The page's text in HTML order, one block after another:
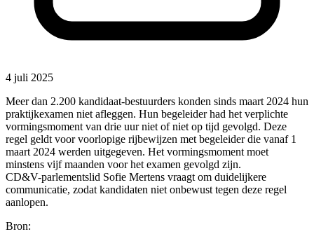
4 juli 2025
Meer dan 2.200 kandidaat-bestuurders konden sinds maart 2024 hun
praktijkexamen niet afleggen. Hun begeleider had het verplichte
vormingsmoment van drie uur niet of niet op tijd gevolgd. Deze
regel geldt voor voorlopige rijbewijzen met begeleider die vanaf 1
maart 2024 werden uitgegeven. Het vormingsmoment moet
minstens vijf maanden voor het examen gevolgd zijn.
CD&V-parlementslid Sofie Mertens vraagt om duidelijkere
communicatie, zodat kandidaten niet onbewust tegen deze regel
aanlopen.
Bron: